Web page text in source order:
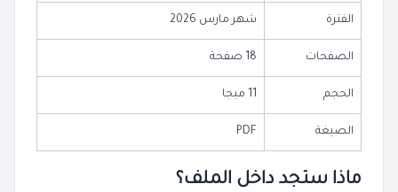
الفترة شهر مارس 2026
الصفحات 18 صفحة
الحجم 11 ميجا
الصيغة PDF
ماذا ستجد داخل الملف؟